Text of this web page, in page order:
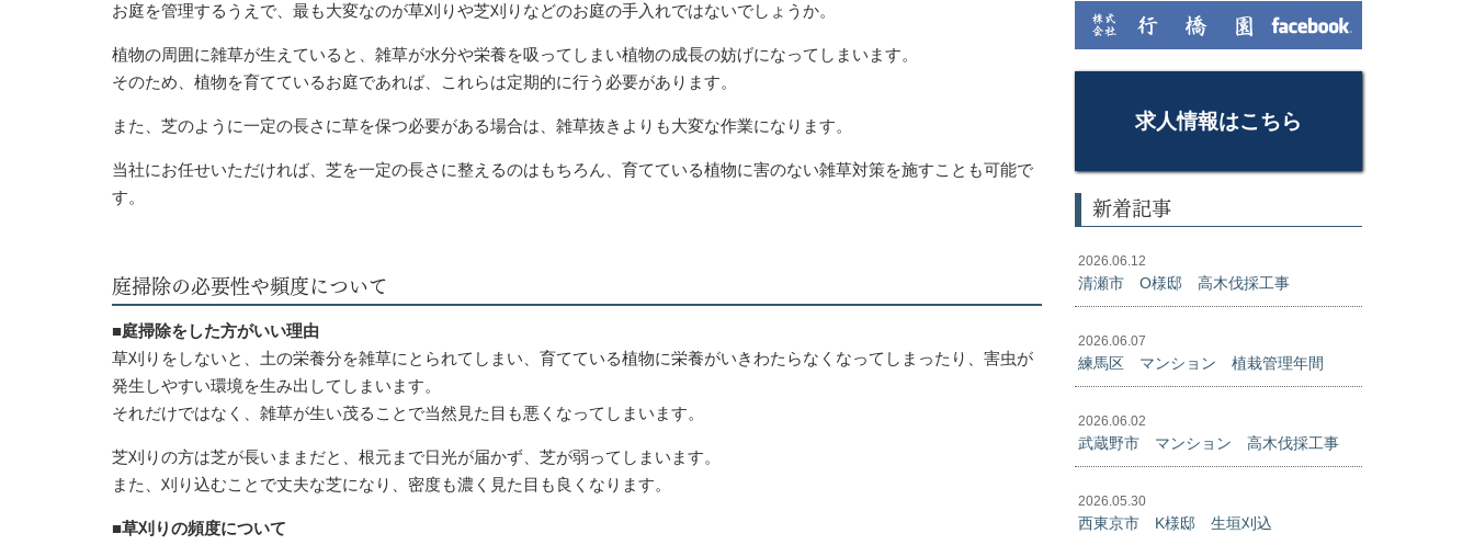
お庭を管理するうえで、最も大変なのが草刈りや芝刈りなどのお庭の手入れではないでしょうか。
植物の周囲に雑草が生えていると、雑草が水分や栄養を吸ってしまい植物の成長の妨げになってしまいます。
そのため、植物を育てているお庭であれば、これらは定期的に行う必要があります。
また、芝のように一定の長さに草を保つ必要がある場合は、雑草抜きよりも大変な作業になります。
当社にお任せいただければ、芝を一定の長さに整えるのはもちろん、育てている植物に害のない雑草対策を施すことも可能で
す。
庭掃除の必要性や頻度について
■庭掃除をした方がいい理由
草刈りをしないと、土の栄養分を雑草にとられてしまい、育てている植物に栄養がいきわたらなくなってしまったり、害虫が
発生しやすい環境を生み出してしまいます。
それだけではなく、雑草が生い茂ることで当然見た目も悪くなってしまいます。
芝刈りの方は芝が長いままだと、根元まで日光が届かず、芝が弱ってしまいます。
また、刈り込むことで丈夫な芝になり、密度も濃く見た目も良くなります。
■草刈りの頻度について
求人情報はこちら
新着記事
2026.06.12
清瀬市 O様邸 高木伐採工事
2026.06.07
練馬区 マンション 植栽管理年間
2026.06.02
武蔵野市 マンション 高木伐採工事
2026.05.30
西東京市 K様邸 生垣刈込